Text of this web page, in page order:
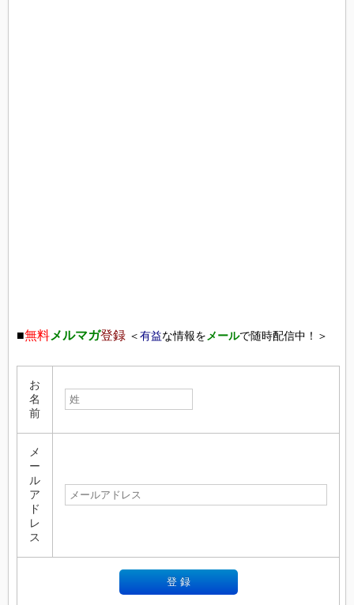
■無料メルマガ登録 ＜有益な情報をメールで随時配信中！＞
お
名
前
メ
ー
ル
ア
ド
レ
ス